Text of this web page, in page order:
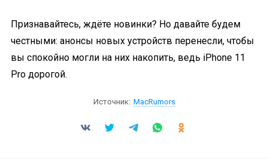
Признавайтесь, ждёте новинки? Но давайте будем
честными: анонсы новых устройств перенесли, чтобы
вы спокойно могли на них накопить, ведь iPhone 11
Pro дорогой.
Источник: MacRumors